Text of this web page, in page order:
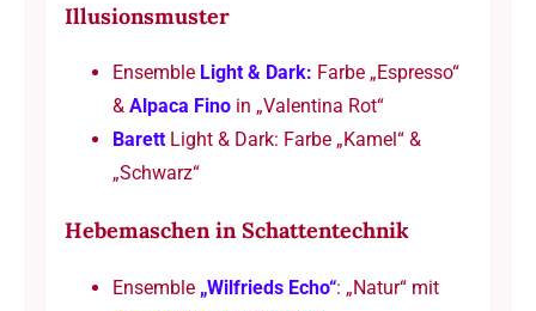
Illusionsmuster
Ensemble Light & Dark: Farbe „Espresso“
& Alpaca Finoin „Valentina Rot“
BarettLight & Dark: Farbe „Kamel“ &
„Schwarz“
Hebemaschen in Schattentechnik
Ensemble „Wilfrieds Echo“: „Natur“ mit